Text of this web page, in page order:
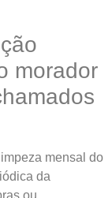
morador
mensal do
da